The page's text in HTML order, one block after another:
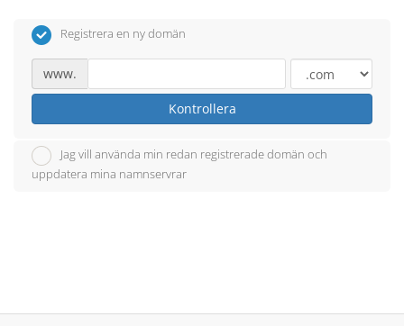
Registrera en ny domän
www.
Kontrollera
Jag vill använda min redan registrerade domän och
uppdatera mina namnservrar